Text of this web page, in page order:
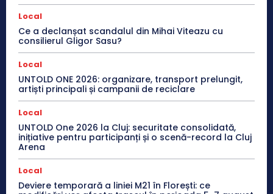
Local
Ce a declanșat scandalul din Mihai Viteazu cu
consilierul Gligor Sasu?
Local
UNTOLD ONE 2026: organizare, transport prelungit,
artiști principali și campanii de reciclare
Local
UNTOLD One 2026 la Cluj: securitate consolidată,
inițiative pentru participanți și o scenă-record la Cluj
Arena
Local
Deviere temporară a liniei M21 în Florești: ce